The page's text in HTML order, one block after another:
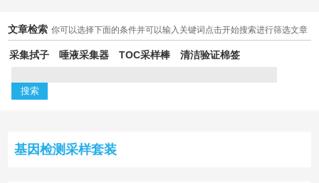
文章检索 你可以选择下面的条件并可以输入关键词点击开始搜索进行筛选文章
采集拭子 唾液采集器 TOC采样棒 清洁验证棉签
基因检测采样套装